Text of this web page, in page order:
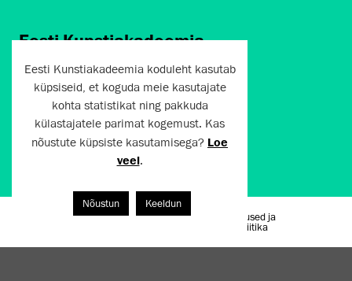
Eesti Kunstiakadeemia
Põhja puiestee 7
Tallinn 10412
artun@artun.ee
+372 6267301
Liitu uudiskirjaga!
Kasutustingimused ja
privaatsuspoliitika
Eesti Kunstiakadeemia koduleht kasutab
küpsiseid, et koguda meie kasutajate
kohta statistikat ning pakkuda
külastajatele parimat kogemust. Kas
nõustute küpsiste kasutamisega? Loe
veel.
Nõustun Keeldun